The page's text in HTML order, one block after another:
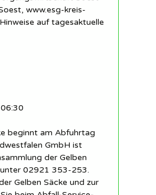
www.esg-kreis-
auf tagesaktuelle
beginnt am Abfuhrtag
GmbH ist
der Gelben
02921 353-253.
Gelben Säcke und zur